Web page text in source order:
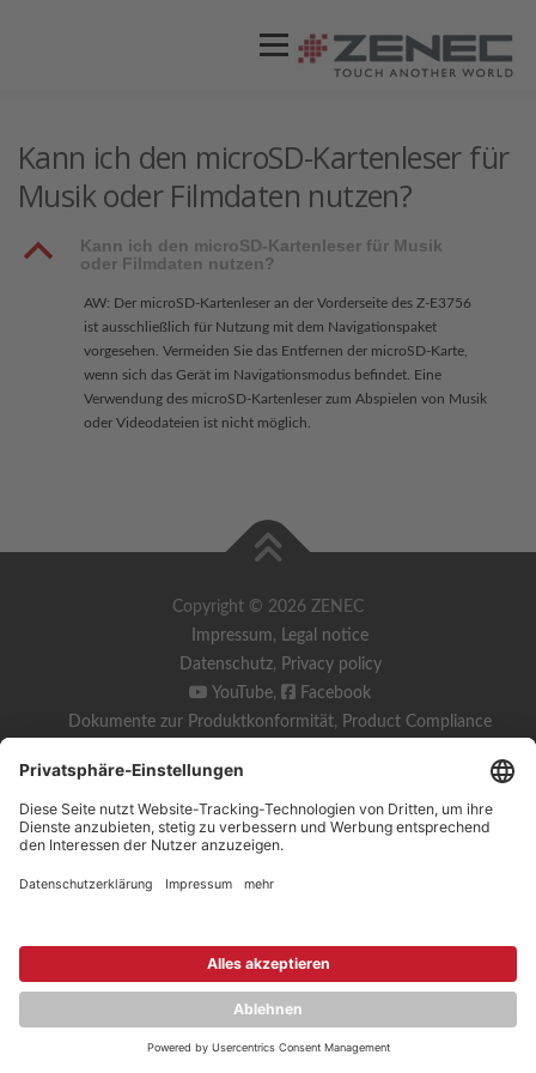
Menü
Kann ich den microSD-Kartenleser für
Musik oder Filmdaten nutzen?
B
Kann ich den microSD-Kartenleser für Musik
oder Filmdaten nutzen?
AW: Der microSD-Kartenleser an der Vorderseite des Z-E3756
ist ausschließlich für Nutzung mit dem Navigationspaket
vorgesehen. Vermeiden Sie das Entfernen der microSD-Karte,
wenn sich das Gerät im Navigationsmodus befindet. Eine
Verwendung des microSD-Kartenleser zum Abspielen von Musik
oder Videodateien ist nicht möglich.
Copyright © 2026 ZENEC
Impressum, Legal notice
Datenschutz, Privacy policy
YouTube,
Facebook
Dokumente zur Produktkonformität, Product Compliance